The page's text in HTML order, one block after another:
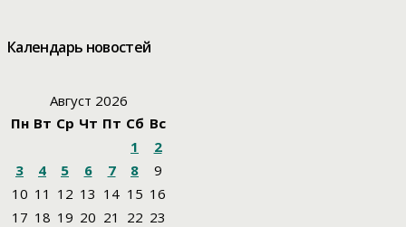
БуксманАлександр Винников
Александр Соловьев
Филиппова Алексей Корниенко
Алексей ХозяйскийАлексей Черный
Алисаалкоголизация Алкоголь
аллергия альманах Амур
Календарь новостей
Август 2026
Пн Вт Ср Чт Пт Сб Вс
1
2
3
4 5 6 7 8
9
10 11 12 13 14 15 16
17 18 19 20 21 22 23